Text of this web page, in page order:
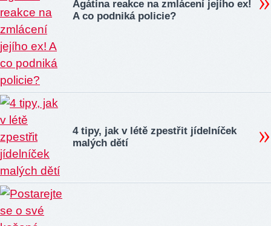
Agátina reakce na zmlácení jejího ex!
A co podniká policie?
4 tipy, jak v létě zpestřit jídelníček
malých dětí